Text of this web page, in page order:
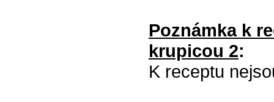
Poznámka k
krupicou 2:
K receptu